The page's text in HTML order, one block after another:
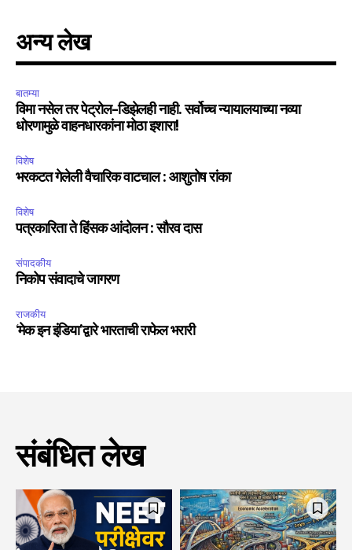
अन्य लेख
बातम्या
विमा नसेल तर पेट्रोल-डिझेलही नाही. सर्वोच्च न्यायालयाच्या नव्या
धोरणामुळे वाहनधारकांना मोठा इशारा!
विशेष
भरकटत गेलेली वैचारिक वाटचाल : आशुतोष रांका
विशेष
पत्रकारिता ते हिंसक आंदोलन : सौरव दास
संपादकीय
निकोप संवादाचे जागरण
राजकीय
‘मेक इन इंडिया’द्वारे भारताची राफेल भरारी
संबंधित लेख